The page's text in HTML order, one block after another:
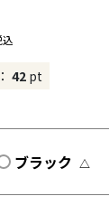
42 pt
ブラック △